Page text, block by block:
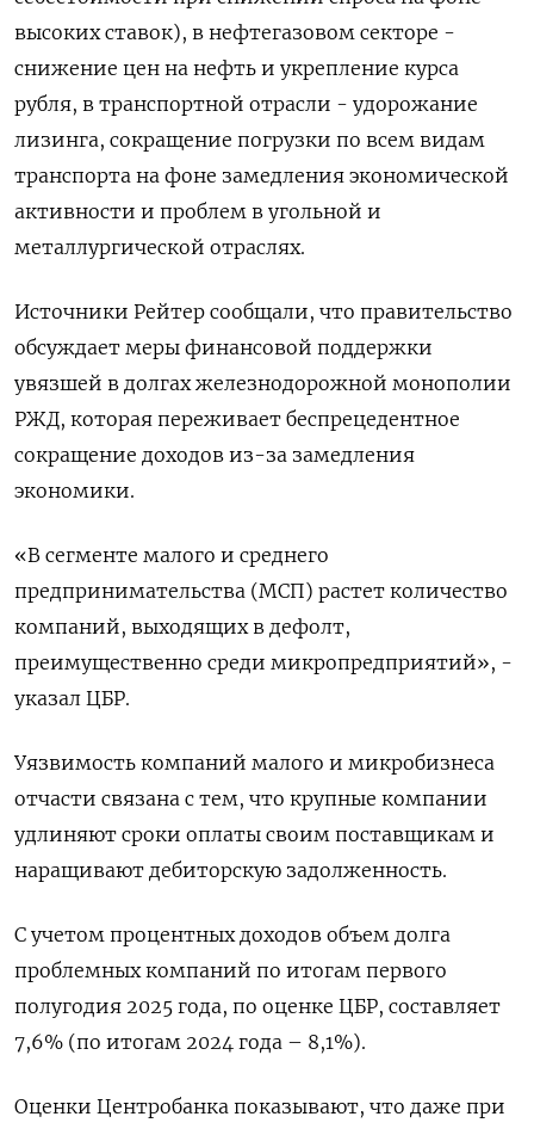
высоких ставок), в нефтегазовом секторе -
снижение цен на нефть и укрепление курса
рубля, в транспортной отрасли - удорожание
лизинга, сокращение погрузки по всем видам
транспорта на фоне замедления экономической
активности и проблем в угольной и
металлургической отраслях.
Источники Рейтер сообщали, что правительство
обсуждает меры финансовой поддержки
увязшей в долгах железнодорожной монополии
РЖД, которая переживает беспрецедентное
сокращение доходов из-за замедления
экономики.
«В сегменте малого и среднего
предпринимательства (МСП) растет количество
компаний, выходящих в дефолт,
преимущественно среди микропредприятий», -
указал ЦБР.
Уязвимость компаний малого и микробизнеса
отчасти связана с тем, что крупные компании
удлиняют сроки оплаты своим поставщикам и
наращивают дебиторскую задолженность.
С учетом процентных доходов объем долга
проблемных компаний по итогам первого
полугодия 2025 года, по оценке ЦБР, составляет
7,6% (по итогам 2024 года – 8,1%).
Оценки Центробанка показывают, что даже при